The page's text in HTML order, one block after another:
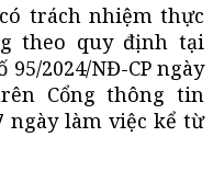
trách nhiệm thực
theo quy định tại
2024/NĐ-CP ngày
Cổng thông tin
ngày làm việc kể từ